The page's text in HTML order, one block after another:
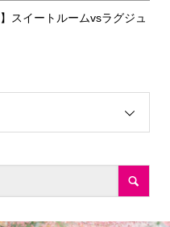
スイートルームvsラグジュ